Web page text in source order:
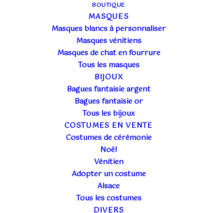
BOUTIQUE
MASQUES
Masques blancs à personnaliser
Masques vénitiens
Masques de chat en fourrure
Tous les masques
BIJOUX
Bagues fantaisie argent
Bagues fantaisie or
Tous les bijoux
COSTUMES EN VENTE
Costumes de cérémonie
Noël
Vénitien
Adopter un costume
Alsace
Tous les costumes
DIVERS
Dans certaines régions de France (et d’Europe), il
habiller un enfant en petit
afin de porterbonheur aux mariés.
Mais d’où vient cettetradition ?
LOUER UN COSTUME DE